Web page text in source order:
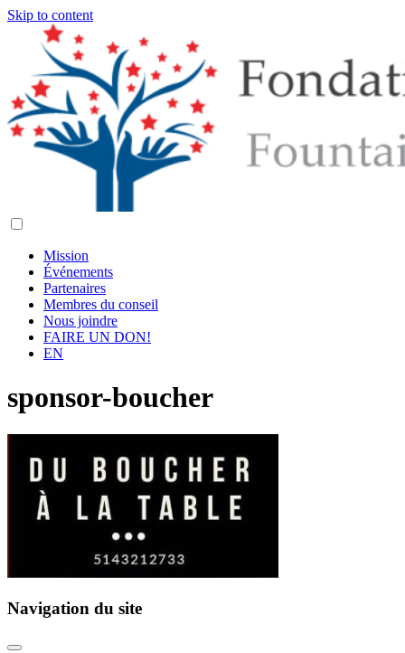
Skip to content
Mission
Événements
Partenaires
Membres du conseil
Nous joindre
FAIRE UN DON!
EN
sponsor-boucher
Navigation du site